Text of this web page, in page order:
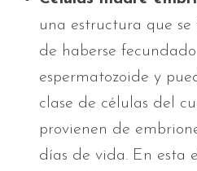
una estructura que se
de haberse
espermatozoide y
clase de células del
provienen de
días de vida. En esta